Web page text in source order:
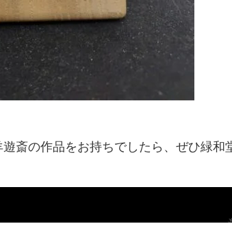
斎の作品をお持ちでしたら、ぜひ緑和